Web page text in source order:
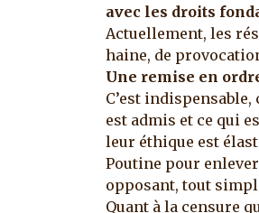
avec les droits
Actuellement, les
haine, de
Une remise en
C’est
est admis et ce qui
leur éthique est
Poutine pour
opposant, tout
Quant à la censure